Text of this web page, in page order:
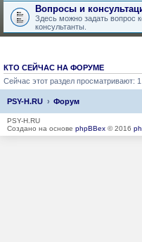
Вопросы и
Здесь можно задать вопрос
консультанты.
КТО СЕЙЧАС НА ФОРУМЕ
Сейчас этот раздел просматривают: 1
PSY-H.RU Форум
PSY-H.RU
Создано на основе phpBBex © 2016